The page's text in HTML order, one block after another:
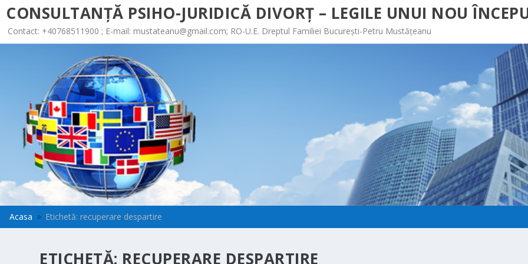
CONSULTANȚĂ PSIHO-JURIDICĂ DIVORȚ – LEGILE UNUI NOU
Contact: +40768511900 ; E-mail: mustateanu@gmail.com; RO-U.E. Dreptul Familiei București-Petru Mustățeanu
Acasa 9 Etichetă: recuperare despartire
ETICHETĂ: RECUPERARE DESPARTIRE